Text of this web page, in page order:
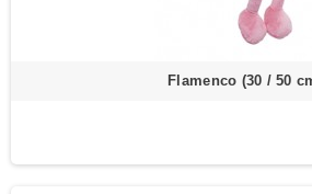
Flamenco (30 / 50